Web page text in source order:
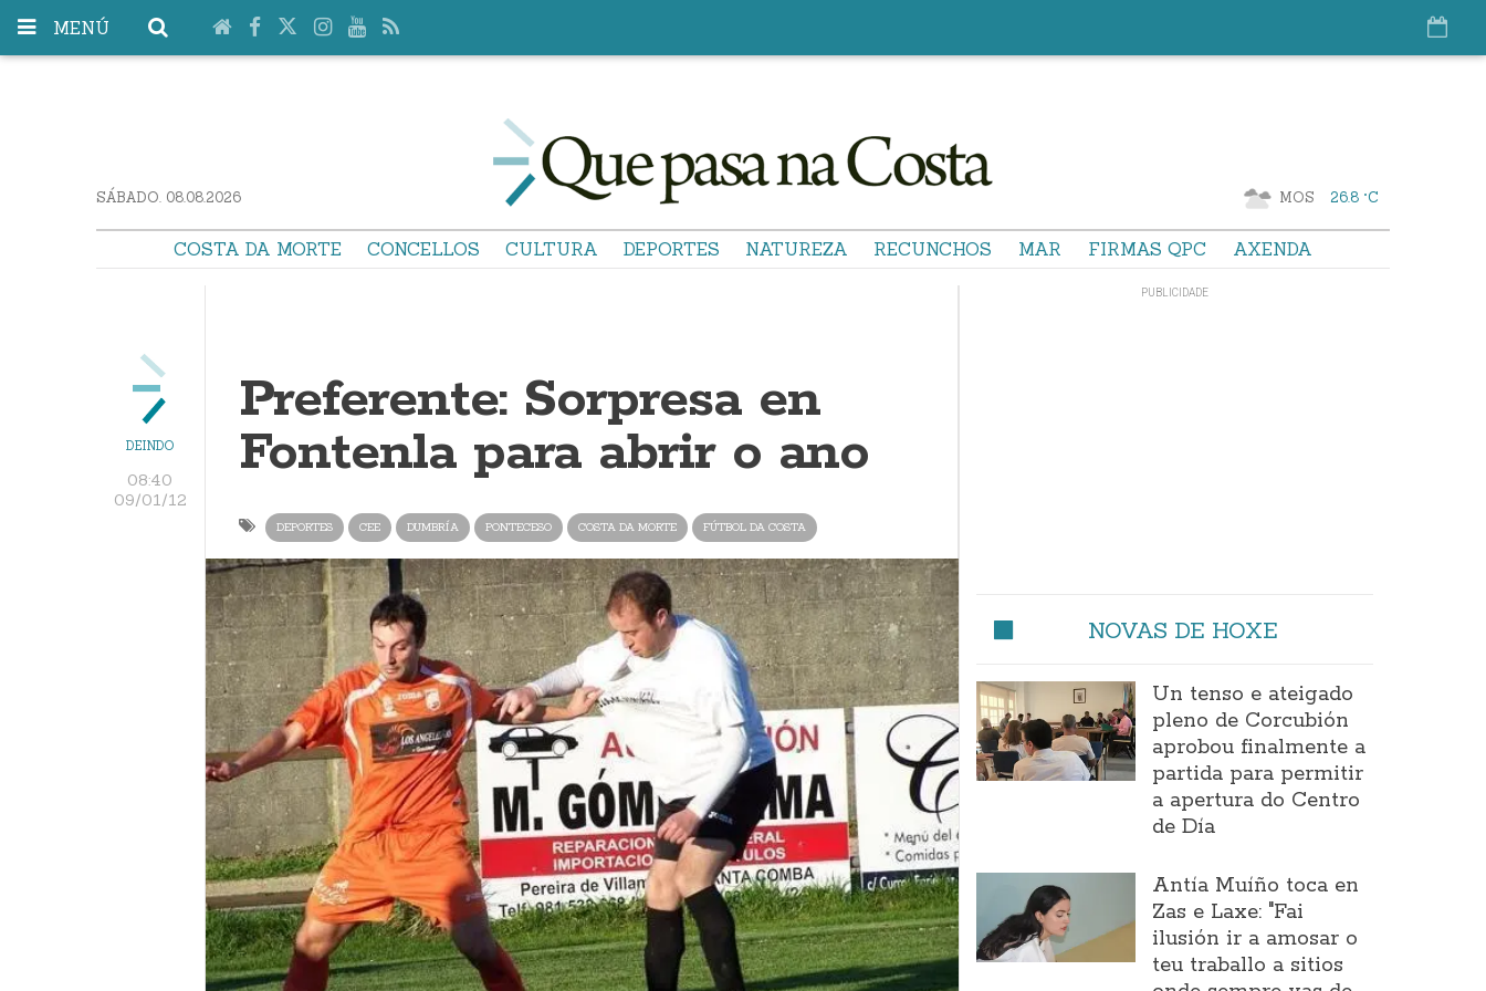
MENÚ
SÁBADO. 08.08.2026 MOS 26.8 °C
COSTA DA MORTE CONCELLOS CULTURA DEPORTES NATUREZA RECUNCHOS MAR FIRMAS QPC AXENDA
DEINDO
08:40
09/01/12
Preferente: Sorpresa en
Fontenla para abrir o ano
DEPORTES CEE DUMBRÍA PONTECESO COSTA DA MORTE FÚTBOL DA COSTA
NOVAS DE HOXE
Un tenso e ateigado
pleno de Corcubión
aprobou finalmente a
partida para permitir
a apertura do Centro
de Día
Antía Muíño toca en
Zas e Laxe: "Fai
ilusión ir a amosar o
teu traballo a sitios